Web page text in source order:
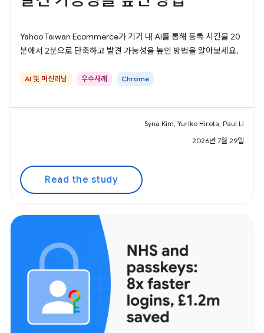
Yahoo Taiwan Ecommerce가 기기 내 AI를 통해 등록 시간을 20
분에서 2분으로 단축하고 발견 가능성을 높인 방법을 알아보세요.
AI 및 머신러닝 우수사례 Chrome
Syna Kim, Yuriko Hirota, Paul Li
2026년 7월 29일
Read the study